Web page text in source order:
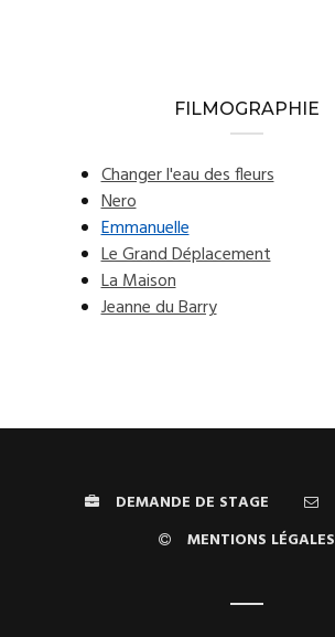
FILMOGRAPHIE
Changer l'eau des fleurs
Nero
Emmanuelle
Le Grand Déplacement
La Maison
Jeanne du Barry
DEMANDE DE STAGE
MENTIONS LÉGALES